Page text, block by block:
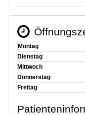
Montag
Dienstag
Mittwoch
Donnerstag
Freitag